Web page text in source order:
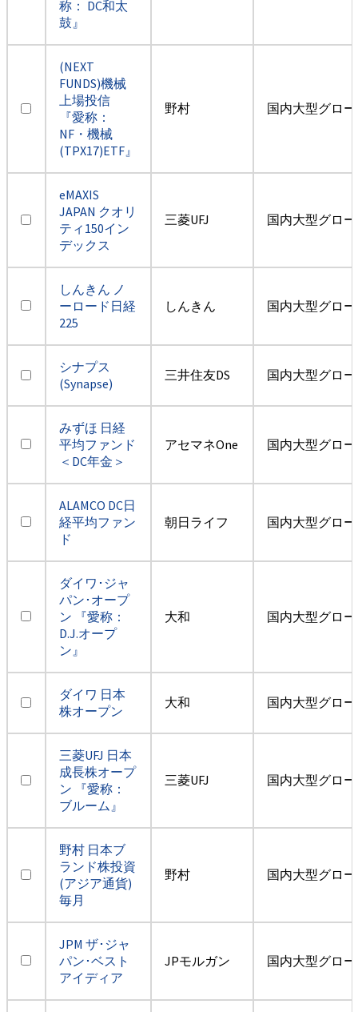
称： DC和太
鼓』
(NEXT
FUNDS)機械
上場投信
『愛称：
NF・機械
(TPX17)ETF』
野村 国内大型グロ
eMAXIS
JAPAN クオリ
ティ150イン
デックス
三菱UFJ 国内大型グロ
しんきん ノ
ーロード日経
225
しんきん 国内大型グロ
シナプス
(Synapse)
三井住友DS 国内大型グロ
みずほ 日経
平均ファンド
＜DC年金＞
アセマネOne 国内大型グロ
ALAMCO DC日
経平均ファン
ド
朝日ライフ 国内大型グロ
ダイワ･ジャ
パン･オープ
ン 『愛称：
D.J.オープ
ン』
大和 国内大型グロ
ダイワ 日本
株オープン
大和 国内大型グロ
三菱UFJ 日本
成長株オープ
ン 『愛称：
ブルーム』
三菱UFJ 国内大型グロ
野村 日本ブ
ランド株投資
(アジア通貨)
毎月
野村 国内大型グロ
JPM ザ･ジャ
パン･ベスト
アイディア
JPモルガン 国内大型グロ